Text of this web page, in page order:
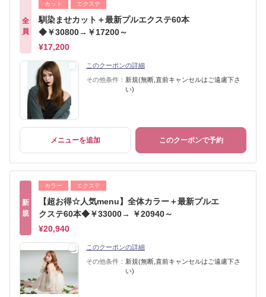
全
員
カット エクステ
馴染ませカット＋最新プルエクステ60本
◆￥30800→￥17200～
¥17,200
このクーポンの詳細
その他条件： 新規(無断,直前キャンセルはご遠慮下さ
い)
メニューを追加 このクーポンで予約
新
規
カラー エクステ
【超お得☆人気menu】全体カラー＋最新プルエ
クステ60本◆￥33000→ ￥20940～
¥20,940
このクーポンの詳細
その他条件： 新規(無断,直前キャンセルはご遠慮下さ
い)